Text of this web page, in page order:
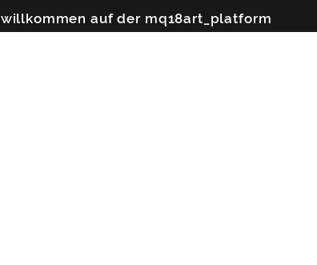
willkommen auf der mq18art_platform